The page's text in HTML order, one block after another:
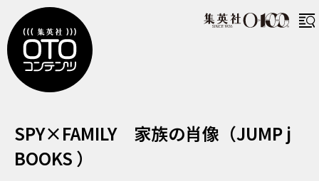
すぱいふぁみりー かぞくのしょう
SPY×FAMILY 家族の肖像（JUMP j
BOOKS ）